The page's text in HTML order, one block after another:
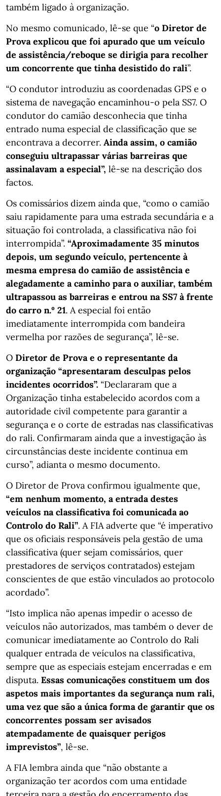
também ligado à organização.
No mesmo comunicado, lê-se que “o Diretor de
Prova explicou que foi apurado que um veículo
de assistência/reboque se dirigia para recolher
um concorrente que tinha desistido do rali”.
“O condutor introduziu as coordenadas GPS e o
sistema de navegação encaminhou-o pela SS7. O
condutor do camião desconhecia que tinha
entrado numa especial de classificação que se
encontrava a decorrer. Ainda assim, o camião
conseguiu ultrapassar várias barreiras que
assinalavam a especial”, lê-se na descrição dos
factos.
Os comissários dizem ainda que, “como o camião
saiu rapidamente para uma estrada secundária e a
situação foi controlada, a classificativa não foi
interrompida”. “Aproximadamente 35 minutos
depois, um segundo veículo, pertencente à
mesma empresa do camião de assistência e
alegadamente a caminho para o auxiliar, também
ultrapassou as barreiras e entrou na SS7 à frente
do carro n.º 21. A especial foi então
imediatamente interrompida com bandeira
vermelha por razões de segurança”, lê-se.
O Diretor de Prova e o representante da
organização “apresentaram desculpas pelos
incidentes ocorridos”. “Declararam que a
Organização tinha estabelecido acordos com a
autoridade civil competente para garantir a
segurança e o corte de estradas nas classificativas
do rali. Confirmaram ainda que a investigação às
circunstâncias deste incidente continua em
curso”, adianta o mesmo documento.
O Diretor de Prova confirmou igualmente que,
“em nenhum momento, a entrada destes
veículos na classificativa foi comunicada ao
Controlo do Rali”. A FIA adverte que “é imperativo
que os oficiais responsáveis pela gestão de uma
classificativa (quer sejam comissários, quer
prestadores de serviços contratados) estejam
conscientes de que estão vinculados ao protocolo
acordado”.
“Isto implica não apenas impedir o acesso de
veículos não autorizados, mas também o dever de
comunicar imediatamente ao Controlo do Rali
qualquer entrada de veículos na classificativa,
sempre que as especiais estejam encerradas e em
disputa. Essas comunicações constituem um dos
aspetos mais importantes da segurança num rali,
uma vez que são a única forma de garantir que os
concorrentes possam ser avisados
atempadamente de quaisquer perigos
imprevistos”, lê-se.
A FIA lembra ainda que “não obstante a
organização ter acordos com uma entidade